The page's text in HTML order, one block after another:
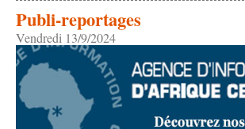
Publi-reportages
Vendredi 13/9/2024